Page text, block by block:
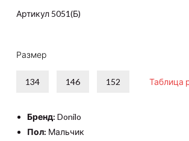
Артикул 5051(Б)
Размер
134 146 152 Таблица
Бренд: Donilo
Пол: Мальчик